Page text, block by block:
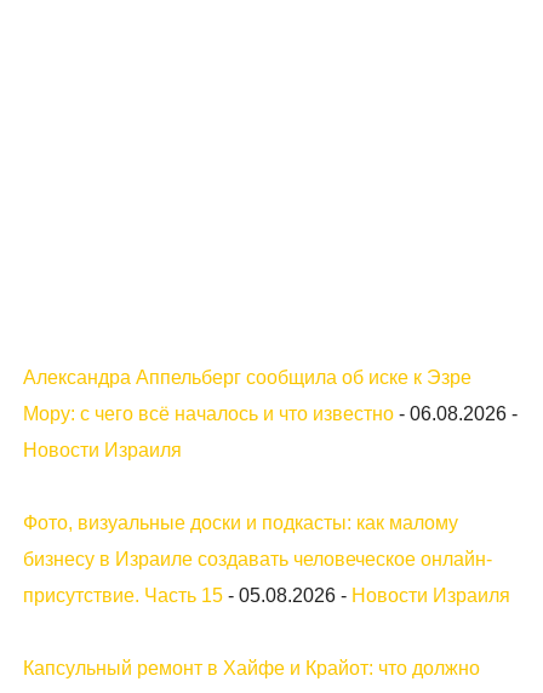
Александра Аппельберг сообщила об иске к Эзре
Мору: с чего всё началось и что известно -06.08.2026 -
Новости Израиля
Фото, визуальные доски и подкасты: как малому
бизнесу в Израиле создавать человеческое онлайн-
присутствие. Часть 15 -05.08.2026 - Новости Израиля
Капсульный ремонт в Хайфе и Крайот: что должно